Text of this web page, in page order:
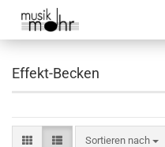
Effekt-Becken
Sortieren nach
Sortieren nach